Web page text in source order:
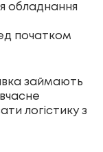
обладнання
початком
займають
логістику з